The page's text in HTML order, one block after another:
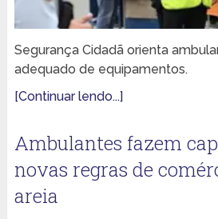
Segurança Cidadã orienta
adequado de equipamentos.
[Continuar lendo...]
Ambulantes fazem
novas regras de
areia